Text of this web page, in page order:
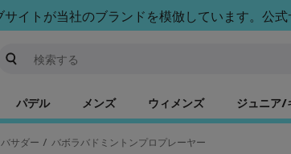
イトが当社のブランドを模倣しています。公
パデル メンズ ウィメンズ ジュニア/
サダー / バボラバドミントンプロプレーヤー